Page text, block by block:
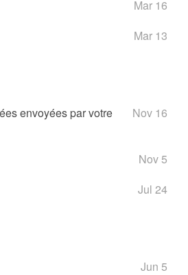
Mar 16
Mar 13
envoyées par votre
Nov 16
Nov 5
Jul 24
Jun 5